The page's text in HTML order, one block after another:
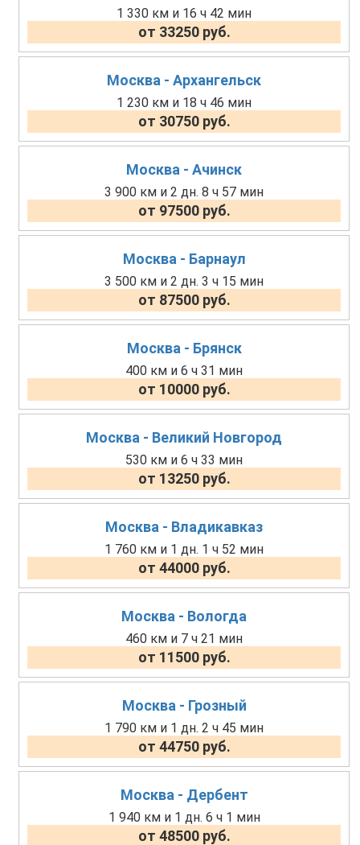
1 330 км и 16 ч 42 мин
от 33250 руб.
Москва - Архангельск
1 230 км и 18 ч 46 мин
от 30750 руб.
Москва - Ачинск
3 900 км и 2 дн. 8 ч 57 мин
от 97500 руб.
Москва - Барнаул
3 500 км и 2 дн. 3 ч 15 мин
от 87500 руб.
Москва - Брянск
400 км и 6 ч 31 мин
от 10000 руб.
Москва - Великий Новгород
530 км и 6 ч 33 мин
от 13250 руб.
Москва - Владикавказ
1 760 км и 1 дн. 1 ч 52 мин
от 44000 руб.
Москва - Вологда
460 км и 7 ч 21 мин
от 11500 руб.
Москва - Грозный
1 790 км и 1 дн. 2 ч 45 мин
от 44750 руб.
Москва - Дербент
1 940 км и 1 дн. 6 ч 1 мин
от 48500 руб.